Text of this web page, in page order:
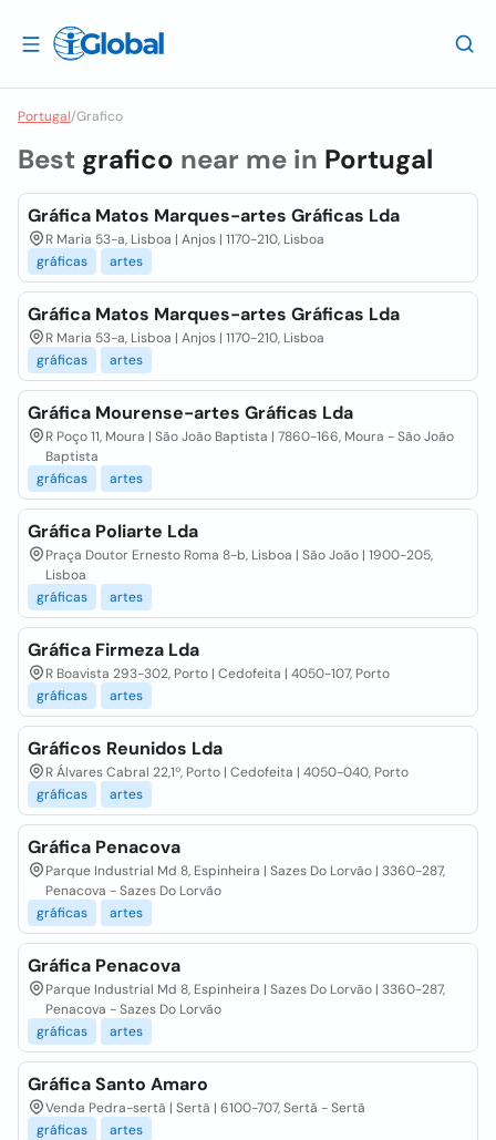
Portugal/Grafico
Best grafico near me in Portugal
Gráfica Matos Marques-artes Gráficas Lda
R Maria 53-a, Lisboa | Anjos | 1170-210, Lisboa
gráficas
artes
Gráfica Matos Marques-artes Gráficas Lda
R Maria 53-a, Lisboa | Anjos | 1170-210, Lisboa
gráficas
artes
Gráfica Mourense-artes Gráficas Lda
R Poço 11, Moura | São João Baptista | 7860-166, Moura - São João
Baptista
gráficas
artes
Gráfica Poliarte Lda
Praça Doutor Ernesto Roma 8-b, Lisboa | São João | 1900-205,
Lisboa
gráficas
artes
Gráfica Firmeza Lda
R Boavista 293-302, Porto | Cedofeita | 4050-107, Porto
gráficas
artes
Gráficos Reunidos Lda
R Álvares Cabral 22,1º, Porto | Cedofeita | 4050-040, Porto
gráficas
artes
Gráfica Penacova
Parque Industrial Md 8, Espinheira | Sazes Do Lorvão | 3360-287,
Penacova - Sazes Do Lorvão
gráficas
artes
Gráfica Penacova
Parque Industrial Md 8, Espinheira | Sazes Do Lorvão | 3360-287,
Penacova - Sazes Do Lorvão
gráficas
artes
Gráfica Santo Amaro
Venda Pedra-sertã | Sertã | 6100-707, Sertã - Sertã
gráficas
artes